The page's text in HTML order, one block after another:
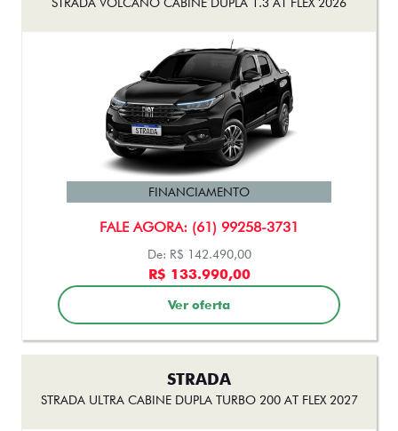
FALE AGORA: (61) 99258-3731
FINANCIAMENTO
De: R$ 142.490,00
R$ 133.990,00
Ver oferta
STRADA
STRADA ULTRA CABINE DUPLA TURBO 200 AT FLEX 2027